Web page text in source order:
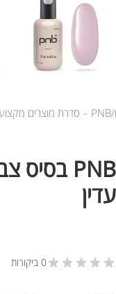
PNB – סדרת מוצרים מקצועיים
עדין
0 ביקורות